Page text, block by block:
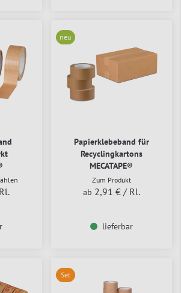
neu
Papierklebeband für
Recyclingkartons
MECATAPE®
Zum Produkt
ab 2,91 € / Rl.
lieferbar
Set